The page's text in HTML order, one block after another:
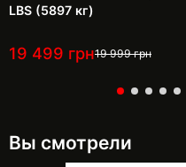
LBS (5897 кг)
19 499 грн19 999грн
Вы смотрели